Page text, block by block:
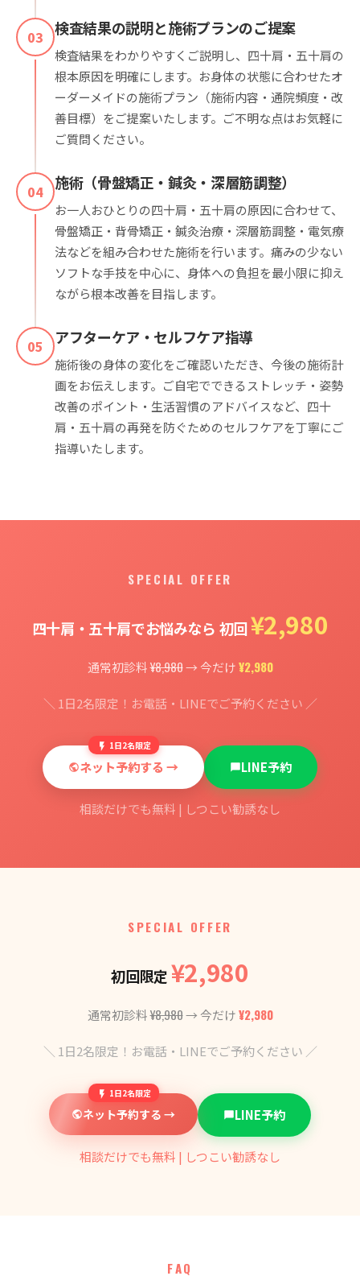
03 検査結果の説明と施術プランのご提案
検査結果をわかりやすくご説明し、四十肩・五十肩の
根本原因を明確にします。お身体の状態に合わせたオ
ーダーメイドの施術プラン（施術内容・通院頻度・改
善目標）をご提案いたします。ご不明な点はお気軽に
ご質問ください。
04 施術（骨盤矯正・鍼灸・深層筋調整）
お一人おひとりの四十肩・五十肩の原因に合わせて、
骨盤矯正・背骨矯正・鍼灸治療・深層筋調整・電気療
法などを組み合わせた施術を行います。痛みの少ない
ソフトな手技を中心に、身体への負担を最小限に抑え
ながら根本改善を目指します。
05 アフターケア・セルフケア指導
施術後の身体の変化をご確認いただき、今後の施術計
画をお伝えします。ご自宅でできるストレッチ・姿勢
改善のポイント・生活習慣のアドバイスなど、四十
肩・五十肩の再発を防ぐためのセルフケアを丁寧にご
指導いたします。
SPECIAL OFFER
四十肩・五十肩でお悩みなら 初回¥2,980
通常初診料¥8,980→ 今だけ¥2,980
＼ 1日2名限定！お電話・LINEでご予約ください ／
1日2名限定
ネット予約する → LINE予約
相談だけでも無料 | しつこい勧誘なし
SPECIAL OFFER
初回限定¥2,980
通常初診料¥8,980→ 今だけ¥2,980
＼ 1日2名限定！お電話・LINEでご予約ください ／
1日2名限定
ネット予約する → LINE予約
相談だけでも無料 | しつこい勧誘なし
FAQ